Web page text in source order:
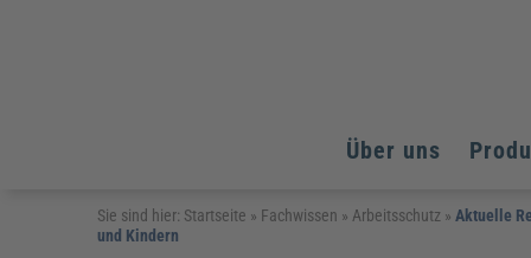
Über uns
Arbeitsschutz
Arbeitsschutz
Arbeitsschutz
Sie sind hier: Startseite » Fachwissen »Arbeitsschutz »Aktuelle
und Kindern